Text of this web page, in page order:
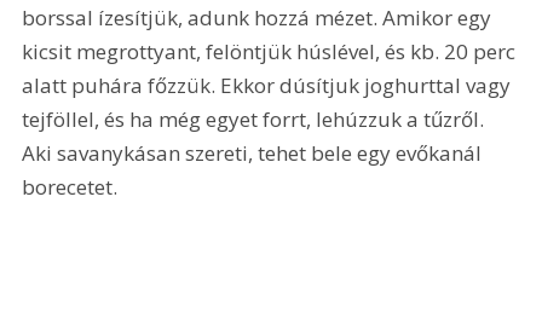
borssal ízesítjük, adunk hozzá mézet. Amikor egy
kicsit megrottyant, felöntjük húslével, és kb. 20 perc
alatt puhára főzzük. Ekkor dúsítjuk joghurttal vagy
tejföllel, és ha még egyet forrt, lehúzzuk a tűzről.
Aki savanykásan szereti, tehet bele egy evőkanál
borecetet.